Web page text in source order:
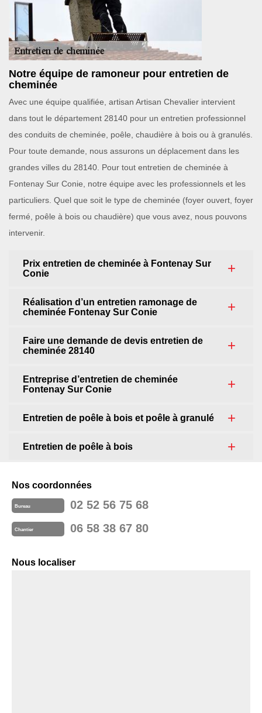
Notre équipe de ramoneur pour entretien de
cheminée
Avec une équipe qualifiée, artisan Artisan Chevalier intervient
dans tout le département 28140 pour un entretien professionnel
des conduits de cheminée, poêle, chaudière à bois ou à granulés.
Pour toute demande, nous assurons un déplacement dans les
grandes villes du 28140. Pour tout entretien de cheminée à
Fontenay Sur Conie, notre équipe avec les professionnels et les
particuliers. Quel que soit le type de cheminée (foyer ouvert, foyer
fermé, poêle à bois ou chaudière) que vous avez, nous pouvons
intervenir.
Prix entretien de cheminée à Fontenay Sur
Conie
Réalisation d’un entretien ramonage de
cheminée Fontenay Sur Conie
Faire une demande de devis entretien de
cheminée 28140
Entreprise d’entretien de cheminée
Fontenay Sur Conie
Entretien de poêle à bois et poêle à granulé
Entretien de poêle à bois
Nos coordonnées
Bureau 02 52 56 75 68
Chantier 06 58 38 67 80
Nous localiser